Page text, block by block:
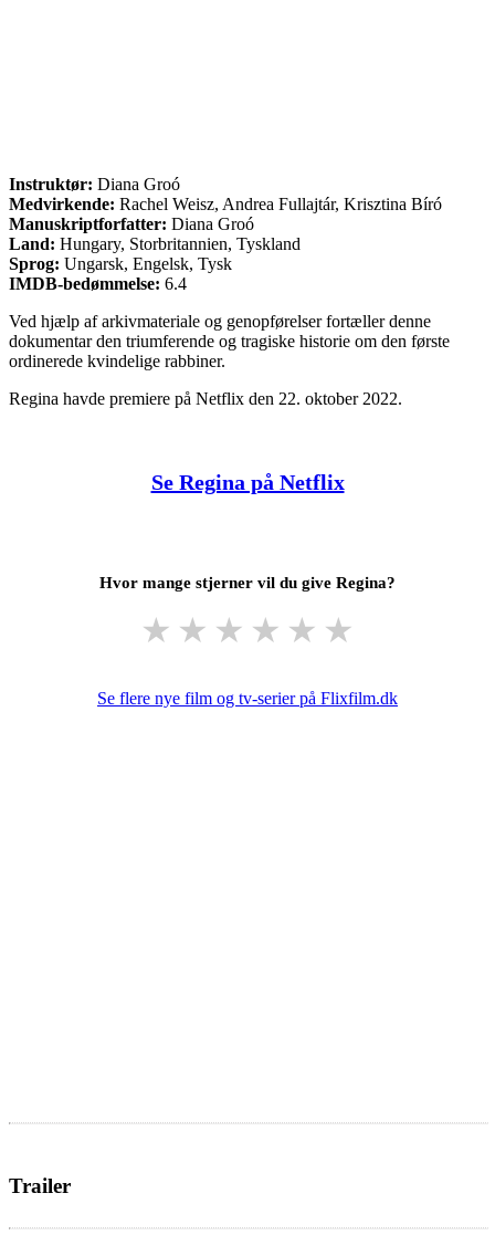
Instruktør: Diana Groó
Medvirkende: Rachel Weisz, Andrea Fullajtár, Krisztina Bíró
Manuskriptforfatter: Diana Groó
Land: Hungary, Storbritannien, Tyskland
Sprog: Ungarsk, Engelsk, Tysk
IMDB-bedømmelse: 6.4
Ved hjælp af arkivmateriale og genopførelser fortæller denne
dokumentar den triumferende og tragiske historie om den første
ordinerede kvindelige rabbiner.
Regina havde premiere på Netflix den 22. oktober 2022.
Se Regina på Netflix
Hvor mange stjerner vil du give Regina?
★ ★ ★ ★ ★ ★
Se flere nye film og tv-serier på Flixfilm.dk
Trailer